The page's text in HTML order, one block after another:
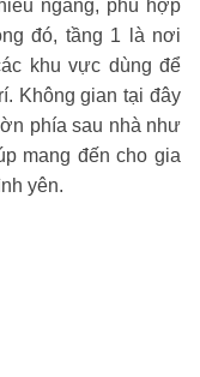
ngang, phù hợp
đó, tầng 1 là nơi
khu vực dùng để
Không gian tại đây
phía sau nhà như
mang đến cho gia
yên.